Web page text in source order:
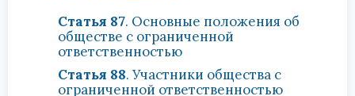
Статья 87. Основные положения об
обществе с ограниченной
ответственностью
Статья 88. Участники общества с
ограниченной ответственностью